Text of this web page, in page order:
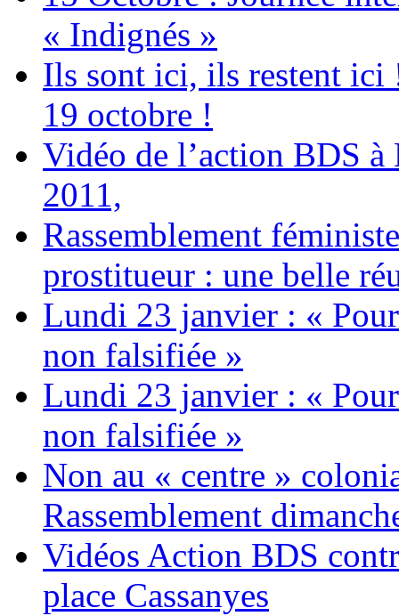
« Indignés »
Ils sont ici, ils restent ici
19 octobre !
Vidéo de l’action BDS
2011,
Rassemblement
prostitueur : une belle
Lundi 23 janvier : «
non falsifiée »
Lundi 23 janvier : «
non falsifiée »
Non au « centre »
Rassemblement
Vidéos Action BDS
place Cassanyes